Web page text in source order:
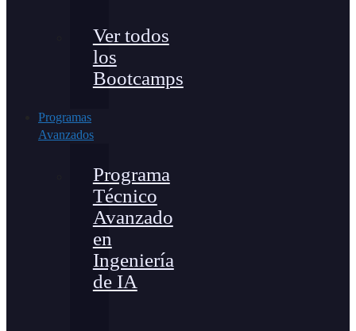
Ver todos
los
Bootcamps
Programas
Avanzados
Programa
Técnico
Avanzado
en
Ingeniería
de IA